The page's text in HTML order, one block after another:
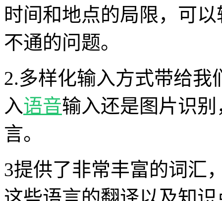
时间和地点的局限，可
不通的问题。
2.多样化输入方式带给
入语音输入还是图片识
言。
3提供了非常丰富的词汇